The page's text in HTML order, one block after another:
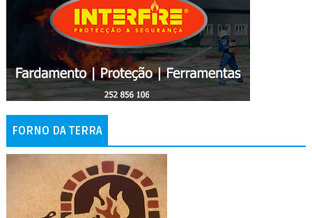
FORNO DA TERRA